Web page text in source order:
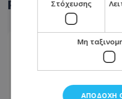
ΡΟΗ ΕΙΔΗΣΕΩΝ
ΑΣΤΥΝΟΜΙΚΟ ΡΕΠΟΡΤΑΖ
Πήγαιναν για Μάντσεστερ
στο αεροδρόμιο Λάρνακας
Στόχευσης
Μη
ΑΠΟΔΟΧΉ